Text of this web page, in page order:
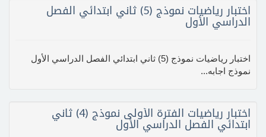
اختبار رياضيات نموذج (5) ثاني ابتدائي الفصل
الدراسي الأول
اختبار رياضيات نموذج (5) ثاني ابتدائي الفصل الدراسي الأول
نموذج اجابه...
اختبار رياضيات الفترة الأولى نموذج (4) ثاني
ابتدائي الفصل الدراسي الأول